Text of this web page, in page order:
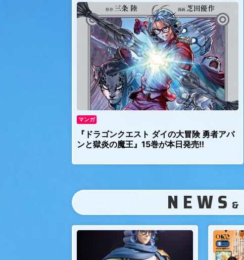
マンガ
『ドラゴンクエスト ダイの大冒険 勇者アバ
ンと獄炎の魔王』15巻が本日発売!!
NEWS &